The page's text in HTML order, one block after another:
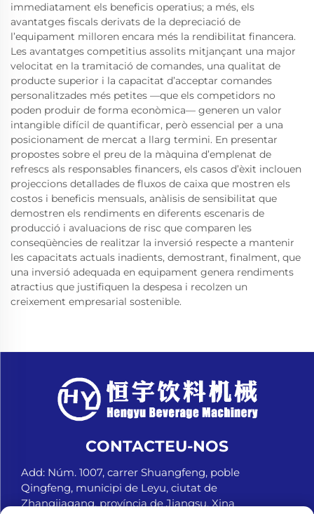
immediatament els beneficis operatius; a més, els
avantatges fiscals derivats de la depreciació de
l’equipament milloren encara més la rendibilitat financera.
Les avantatges competitius assolits mitjançant una major
velocitat en la tramitació de comandes, una qualitat de
producte superior i la capacitat d’acceptar comandes
personalitzades més petites —que els competidors no
poden produir de forma econòmica— generen un valor
intangible difícil de quantificar, però essencial per a una
posicionament de mercat a llarg termini. En presentar
propostes sobre el preu de la màquina d’emplenat de
refrescs als responsables financers, els casos d’èxit inclouen
projeccions detallades de fluxos de caixa que mostren els
costos i beneficis mensuals, anàlisis de sensibilitat que
demostren els rendiments en diferents escenaris de
producció i avaluacions de risc que comparen les
conseqüències de realitzar la inversió respecte a mantenir
les capacitats actuals inadients, demostrant, finalment, que
una inversió adequada en equipament genera rendiments
atractius que justifiquen la despesa i recolzen un
creixement empresarial sostenible.
CONTACTEU-NOS
Add: Núm. 1007, carrer Shuangfeng, poble
Qingfeng, municipi de Leyu, ciutat de
Zhangjiagang, província de Jiangsu, Xina